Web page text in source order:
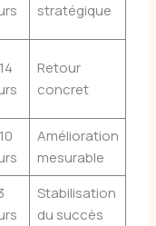
stratégique
Retour
concret
Amélioration
mesurable
Stabilisation
du succès